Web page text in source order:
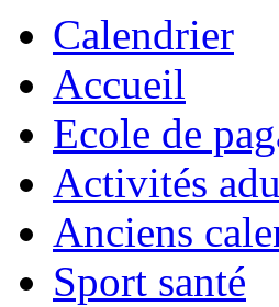
Calendrier
Accueil
Ecole de
Activités
Anciens
Sport santé